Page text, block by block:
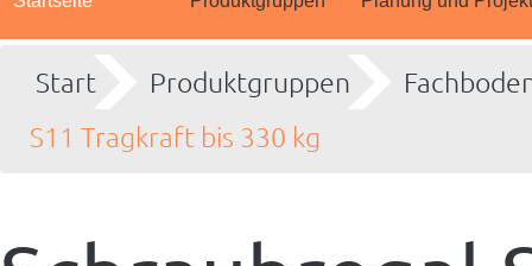
Start Produktgruppen
S11 Tragkraft bis 330 kg